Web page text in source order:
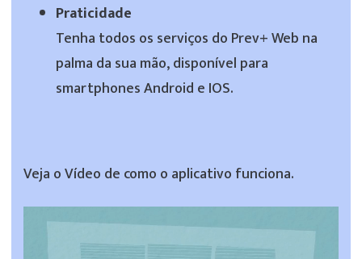
Praticidade
Tenha todos os serviços do Prev+ Web na
palma da sua mão, disponível para
smartphones Android e IOS.
Veja o Vídeo de como o aplicativo funciona.
Tocador